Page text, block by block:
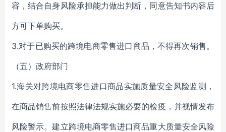
容，结合自身风险承担能力做出判断，同意告知书内容后
方可下单购买。
3.对于已购买的跨境电商零售进口商品，不得再次销售。
（五）政府部门
1.海关对跨境电商零售进口商品实施质量安全风险监测，
在商品销售前按照法律法规实施必要的检疫，并视情发布
风险警示。建立跨境电商零售进口商品重大质量安全风险